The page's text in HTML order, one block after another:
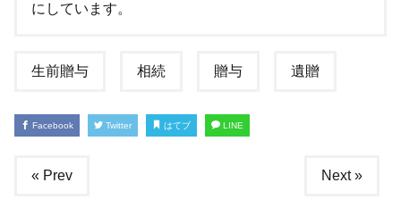
にしています。
生前贈与 相続 贈与 遺贈
Facebook Twitter はてブ LINE
« Prev Next »